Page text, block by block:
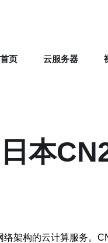
首页 云服务器
日本
架构的云计算服务。